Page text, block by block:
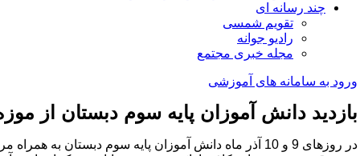
چند رسانه ای
تقویم شمسی
رادیو جوانه
مجله خبری مجتمع
ورود به سامانه های آموزشی
بازدید دانش آموزان پایه سوم دبستان از
در روزهای 9 و 10 آذر ماه دانش آموزان پایه سوم